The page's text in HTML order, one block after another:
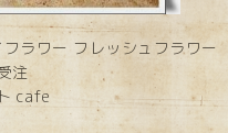
ラワー フレッシュフラワー
注
cafe